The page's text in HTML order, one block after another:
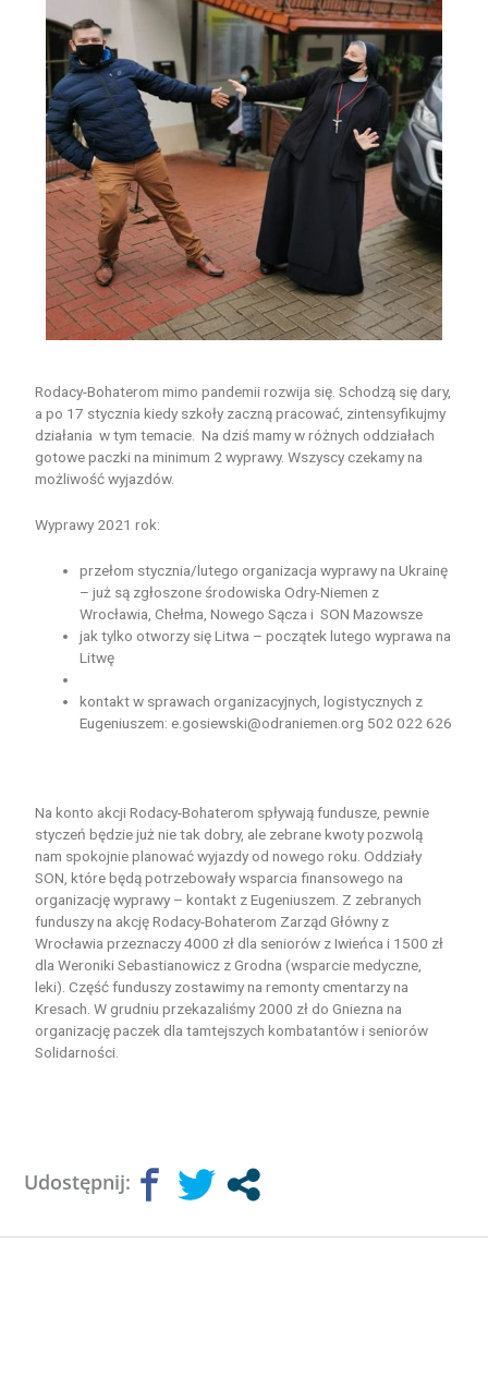
Rodacy-Bohaterom mimo pandemii rozwija się. Schodzą się dary,
a po 17 stycznia kiedy szkoły zaczną pracować, zintensyfikujmy
działania w tym temacie. Na dziś mamy w różnych oddziałach
gotowe paczki na minimum 2 wyprawy. Wszyscy czekamy na
możliwość wyjazdów.
Wyprawy 2021 rok:
przełom stycznia/lutego organizacja wyprawy na Ukrainę
– już są zgłoszone środowiska Odry-Niemen z
Wrocławia, Chełma, Nowego Sącza i SON Mazowsze
jak tylko otworzy się Litwa – początek lutego wyprawa na
Litwę
kontakt w sprawach organizacyjnych, logistycznych z
Eugeniuszem: e.gosiewski@odraniemen.org 502 022 626
Na konto akcji Rodacy-Bohaterom spływają fundusze, pewnie
styczeń będzie już nie tak dobry, ale zebrane kwoty pozwolą
nam spokojnie planować wyjazdy od nowego roku. Oddziały
SON, które będą potrzebowały wsparcia finansowego na
organizację wyprawy – kontakt z Eugeniuszem. Z zebranych
funduszy na akcję Rodacy-Bohaterom Zarząd Główny z
Wrocławia przeznaczy 4000 zł dla seniorów z Iwieńca i 1500 zł
dla Weroniki Sebastianowicz z Grodna (wsparcie medyczne,
leki). Część funduszy zostawimy na remonty cmentarzy na
Kresach. W grudniu przekazaliśmy 2000 zł do Gniezna na
organizację paczek dla tamtejszych kombatantów i seniorów
Solidarności.
Udostępnij: